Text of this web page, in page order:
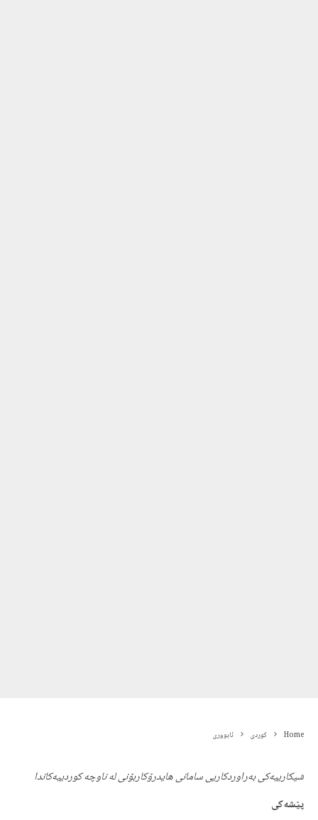
Home کوردی ئابووری
شیکارییەکی بەراوردکاریی سامانی هایدرۆکاربۆنی لە ناوچە کوردییەکاندا
پێشەکی